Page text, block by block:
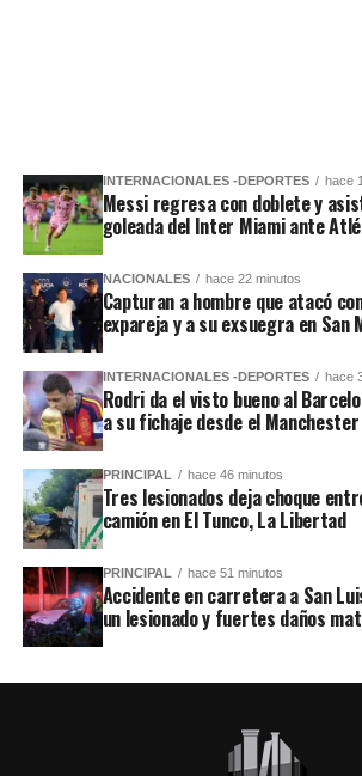
INTERNACIONALES -DEPORTES hace
Messi regresa con doblete y
goleada del Inter Miami ante
NACIONALES hace 22 minutos
Capturan a hombre que atacó
expareja y a su exsuegra en San
INTERNACIONALES -DEPORTES hace
Rodri da el visto bueno al
a su fichaje desde el
PRINCIPAL hace 46 minutos
Tres lesionados deja choque
camión en El Tunco, La Libertad
PRINCIPAL hace 51 minutos
Accidente en carretera a San
un lesionado y fuertes daños